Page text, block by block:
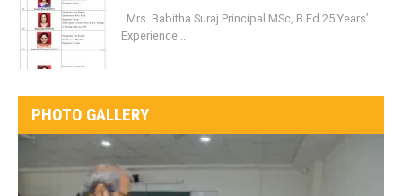
Mrs. Babitha Suraj Principal MSc, B.Ed 25 Years’
Experience...
PHOTO GALLERY